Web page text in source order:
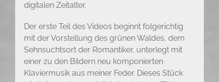
digitalen Zeitalter.
Der erste Teil des Videos beginnt folgerichtig
mit der Vorstellung des grünen Waldes, dem
Sehnsuchtsort der Romantiker, unterlegt mit
einer zu den Bildern neu komponierten
Klaviermusik aus meiner Feder. Dieses Stück